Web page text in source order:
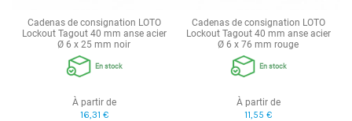
Cadenas de consignation LOTO
Lockout Tagout 40 mm anse acier
Ø 6 x 25 mm noir
En stock
À partir de
16,31 €
Cadenas de consignation LOTO
Lockout Tagout 40 mm anse acier
Ø 6 x 76 mm rouge
En stock
À partir de
11,55 €